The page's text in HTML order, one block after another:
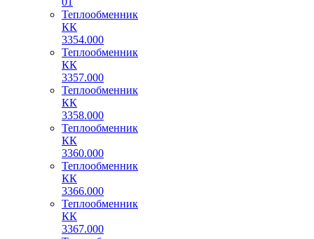
Теплообменник
КК
3354.000
Теплообменник
КК
3357.000
Теплообменник
КК
3358.000
Теплообменник
КК
3360.000
Теплообменник
КК
3366.000
Теплообменник
КК
3367.000